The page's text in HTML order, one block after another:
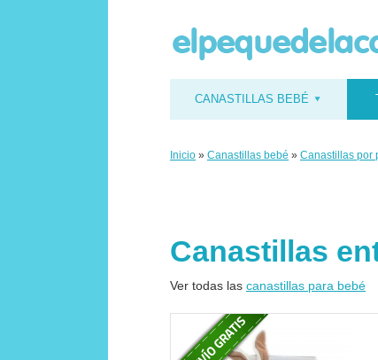
CANASTILLAS BEBÉ
Inicio » Canastillas bebé » Canastillas por
Canastillas
Ver todas las canastillas para bebé